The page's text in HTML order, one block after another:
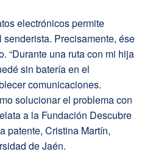
electrónicos permite
Precisamente, ése
“Durante una rutacon mi hija
sin batería en el
comunicaciones.
solucionar el problema con
a la Fundación Descubre
patente, Cristina Martín,
de Jaén.